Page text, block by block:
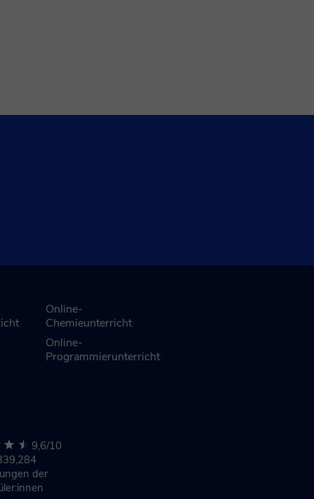
Online-
Chemieunterricht
Online-
Programmierunterricht
9,6/10
der